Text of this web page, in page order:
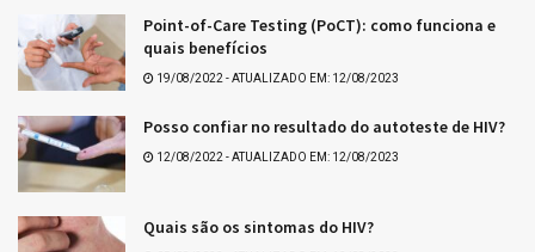
Point-of-Care Testing (PoCT): como funciona e
quais benefícios
19/08/2022 - ATUALIZADO EM: 12/08/2023
Posso confiar no resultado do autoteste de HIV?
12/08/2022 - ATUALIZADO EM: 12/08/2023
Quais são os sintomas do HIV?